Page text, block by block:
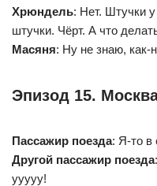
Хрюндель: Нет. Штучки
штучки. Чёрт. А что
Масяня: Ну не знаю, как-
Эпизод 15.
Пассажир поезда: Я-то в
Другой пассажир поезда
ууууу!